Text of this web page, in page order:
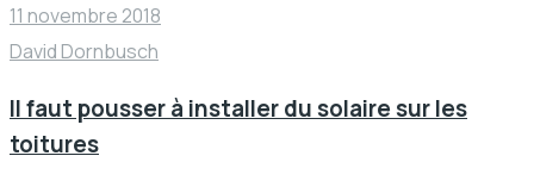
11 novembre 2018
David Dornbusch
Il faut pousser à installer du solaire sur les
toitures